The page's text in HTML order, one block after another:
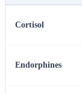
Cortisol
Endorphines